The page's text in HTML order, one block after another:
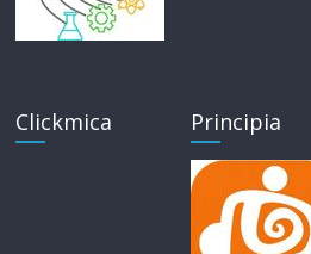
Clickmica Principia